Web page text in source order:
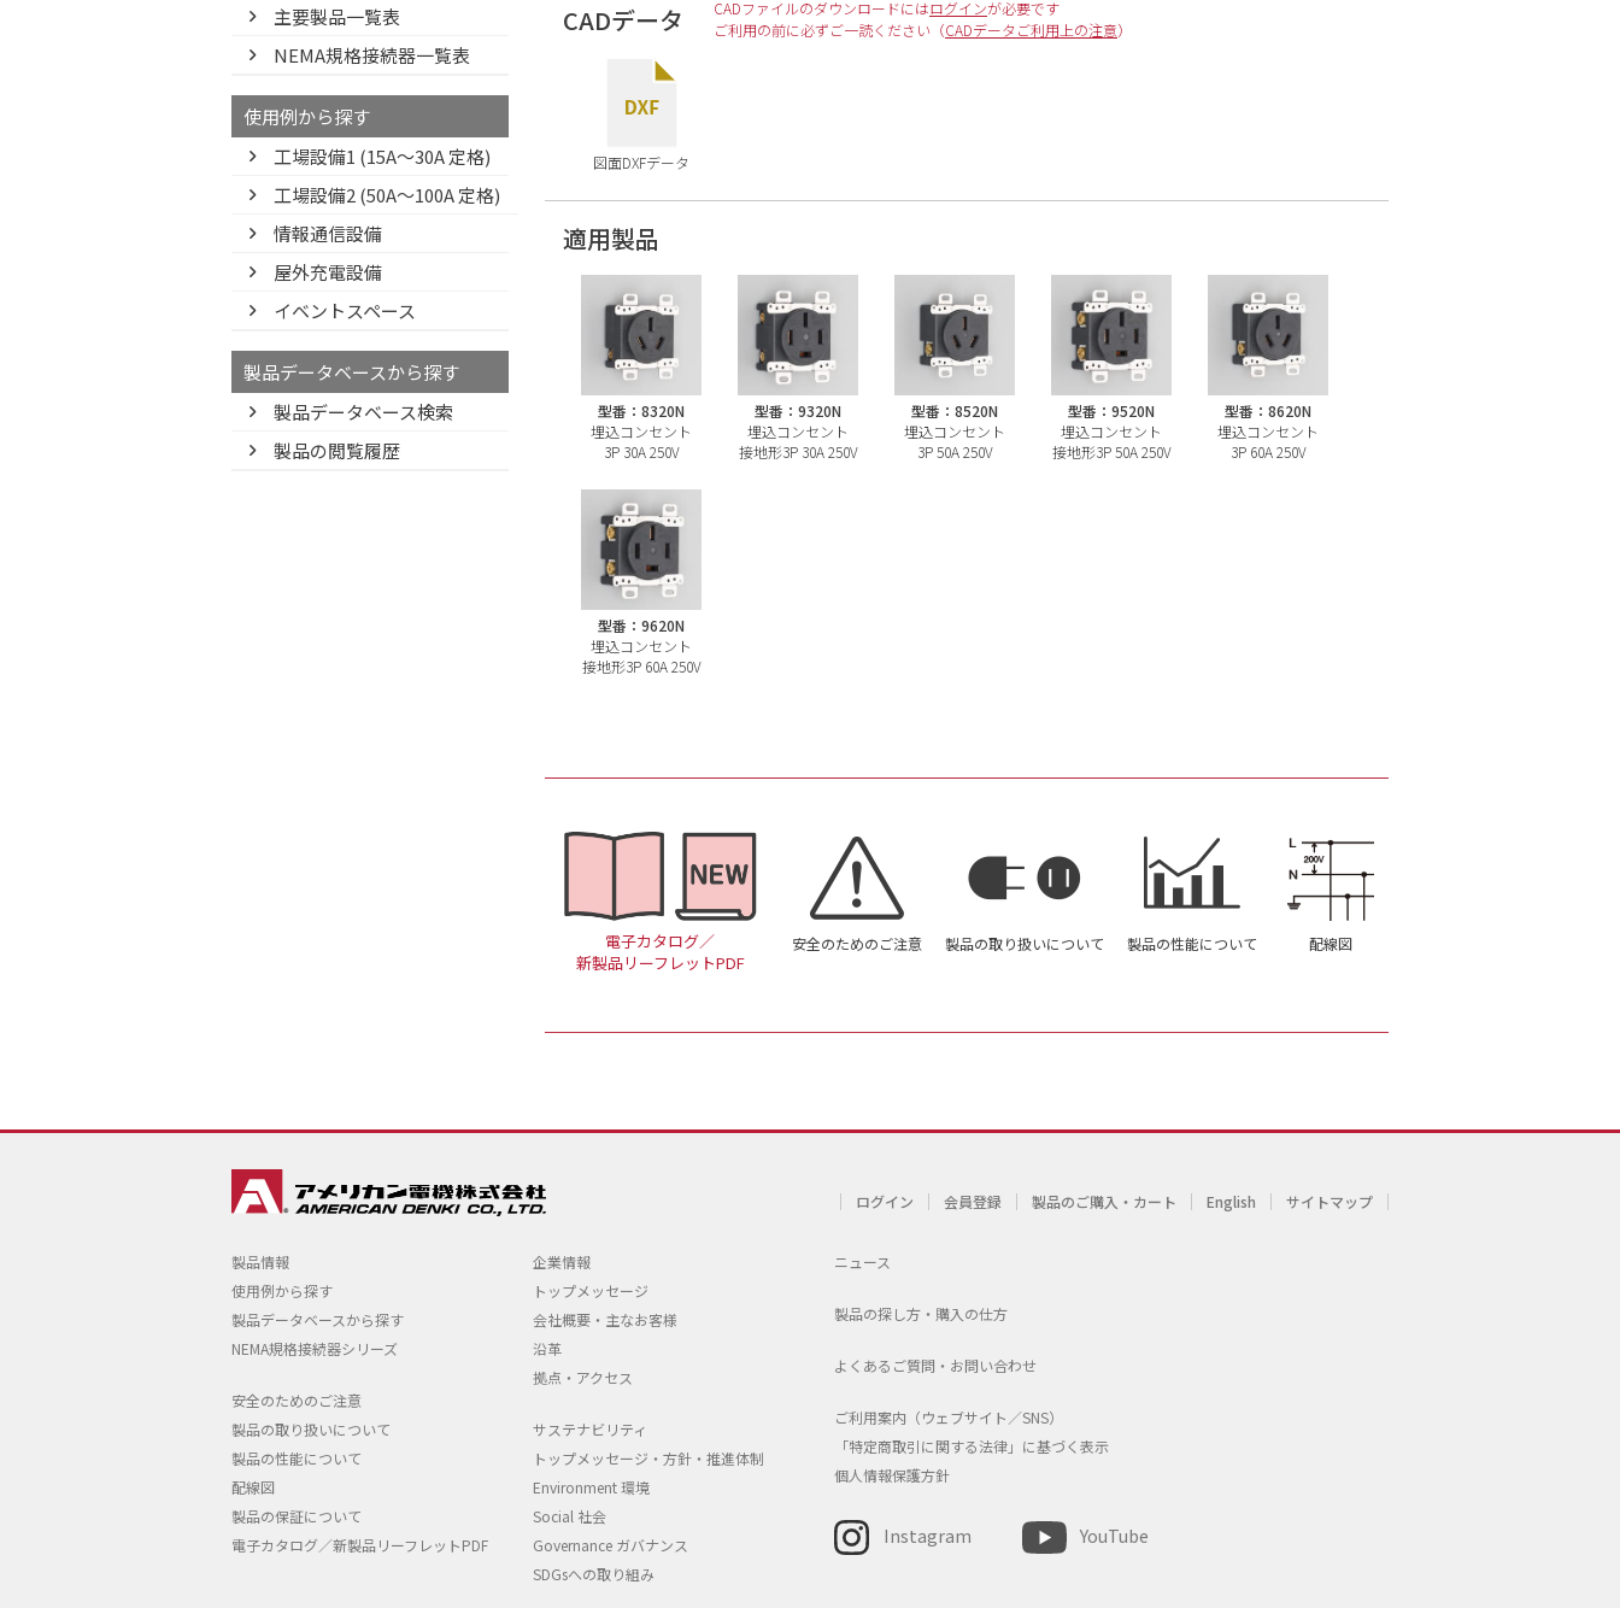
主要製品一覧表
NEMA規格接続器一覧表
使用例から探す
工場設備1 (15A〜30A 定格)
工場設備2 (50A〜100A 定格)
情報通信設備
屋外充電設備
イベントスペース
製品データベースから探す
製品データベース検索
製品の閲覧履歴
CADデータ CADファイルのダウンロードにはログインが必要です
ご利用の前に必ずご一読ください（CADデータご利用上の注意）
図面DXFデータ
適用製品
型番：8320N
埋込コンセント
3P 30A 250V
型番：9320N
埋込コンセント
接地形3P 30A 250V
型番：8520N
埋込コンセント
3P 50A 250V
型番：9520N
埋込コンセント
接地形3P 50A 250V
型番：8620N
埋込コンセント
3P 60A 250V
型番：9620N
埋込コンセント
接地形3P 60A 250V
電子カタログ／
新製品リーフレットPDF
安全のためのご注意 製品の取り扱いについて 製品の性能について 配線図
ログイン 会員登録 製品のご購入・カート English サイトマップ
製品情報
使用例から探す
製品データベースから探す
NEMA規格接続器シリーズ
安全のためのご注意
製品の取り扱いについて
製品の性能について
配線図
製品の保証について
電子カタログ／新製品リーフレットPDF
企業情報
トップメッセージ
会社概要・主なお客様
沿革
拠点・アクセス
サステナビリティ
トップメッセージ・方針・推進体制
Environment 環境
Social 社会
Governance ガバナンス
SDGsへの取り組み
ニュース
製品の探し方・購入の仕方
よくあるご質問・お問い合わせ
ご利用案内（ウェブサイト／SNS）
「特定商取引に関する法律」に基づく表示
個人情報保護方針
Instagram YouTube